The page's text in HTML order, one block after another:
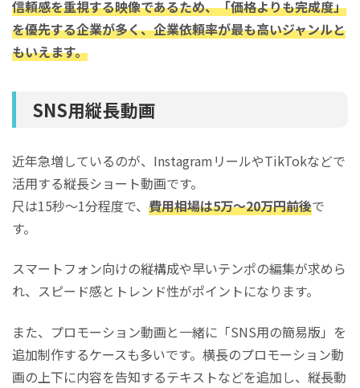
信頼感を重視する映像であるため、「価格よりも完成度」
を優先する企業が多く、企業依頼率が最も高いジャンルと
もいえます。
SNS用縦長動画
近年急増しているのが、InstagramリールやTikTokなどで
活用する縦長ショート動画です。
尺は15秒〜1分程度で、 費用相場は5万〜20万円前後で
す。
スマートフォン向けの縦構成や早いテンポの編集が求めら
れ、スピード感とトレンド性がポイントになります。
また、プロモーション動画と一緒に「SNS用の簡易版」を
追加制作するケースも多いです。横長のプロモーション動
画の上下に内容を告知するテキストなどを追加し、縦長動